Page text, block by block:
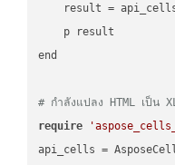
result =
    p result
end
# กำลังแปลง HTML เป็น
require
api_cells =